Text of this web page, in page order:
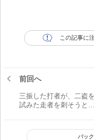
この記事に
前回へ
三振した打者が、二盗を
試みた走者を刺そうとし
合の措置は？
バッ